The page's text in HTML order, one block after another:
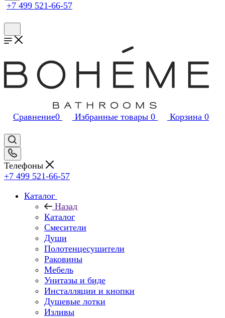
+7 499 521-66-57
Сравнение0 Избранные товары 0 Корзина 0
Телефоны
+7 499 521-66-57
Каталог
Назад
Каталог
Смесители
Души
Полотенцесушители
Раковины
Мебель
Унитазы и биде
Инсталляции и кнопки
Душевые лотки
Изливы